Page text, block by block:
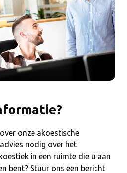
onze akoestische
nodig over het
in een ruimte die u aan
bent? Stuur ons een bericht